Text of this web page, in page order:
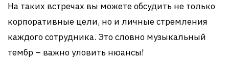
На таких встречах вы можете обсудить не только
корпоративные цели, но и личные стремления
каждого сотрудника. Это словно музыкальный
тембр – важно уловить нюансы!